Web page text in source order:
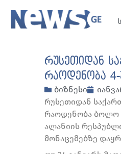
რუსეთიდან
რაოდენობა
ბიზნესი
რუსეთიდან
რაოდენობა ბოლო
ალანიის
მონაცემებზე